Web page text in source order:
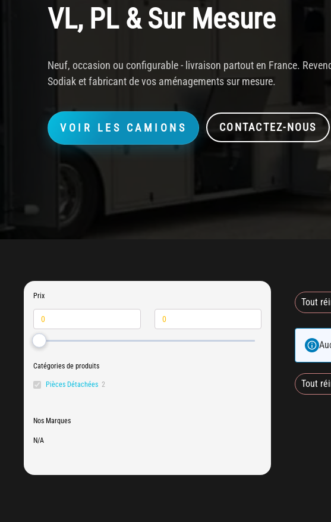
VL, PL & Sur Mesure
Neuf, occasion ou configurable - livraison partout en France.
Sodiak et fabricant de vos aménagements sur mesure.
VOIR LES CAMIONS CONTACTEZ-NOUS
Prix
Catégories de produits
Pièces Détachées 2
Nos Marques
N/A
Tout
Tout